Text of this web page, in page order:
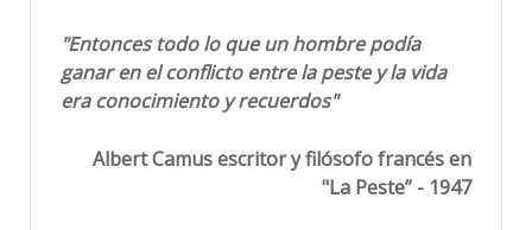
"Entonces todo lo que un hombre podía
ganar en el conflicto entre la peste y la vida
era conocimiento y recuerdos"
Albert Camus escritor y filósofo francés en
"La Peste” - 1947